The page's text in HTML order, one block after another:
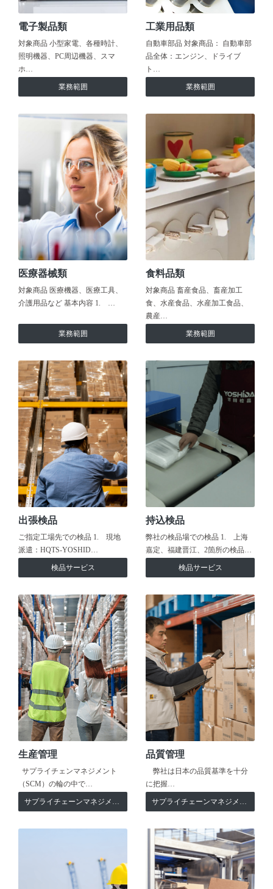
電子製品類
対象商品 小型家電、各種時計、
照明機器、PC周辺機器、スマ
ホ…
業務範囲
工業用品類
自動車部品 対象商品： 自動車部
品全体：エンジン、ドライブ
ト…
業務範囲
医療器械類
対象商品 医療機器、医療工具、
介護用品など 基本内容 1. …
業務範囲
食料品類
対象商品 畜産食品、畜産加工
食、水産食品、水産加工食品、
農産…
業務範囲
出張検品
ご指定工場先での検品 1. 現地
派遣：HQTS-YOSHID…
検品サービス
持込検品
弊社の検品場での検品 1. 上海
嘉定、福建晋江、2箇所の検品…
検品サービス
生産管理
サプライチェンマネジメント
（SCM）の輪の中で…
サプライチェーンマネジメント
品質管理
弊社は日本の品質基準を十分
に把握…
サプライチェーンマネジメント